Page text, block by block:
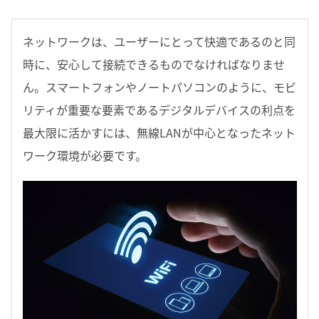
ネットワークは、ユーザーにとって快適であるのと同
時に、安心して接続できるものでなければなりませ
ん。スマートフォンやノートパソコンのように、モビ
リティが重要な要素であるデジタルデバイスの利点を
最大限に活かすには、無線LANが中心となったネット
ワーク環境が必要です。